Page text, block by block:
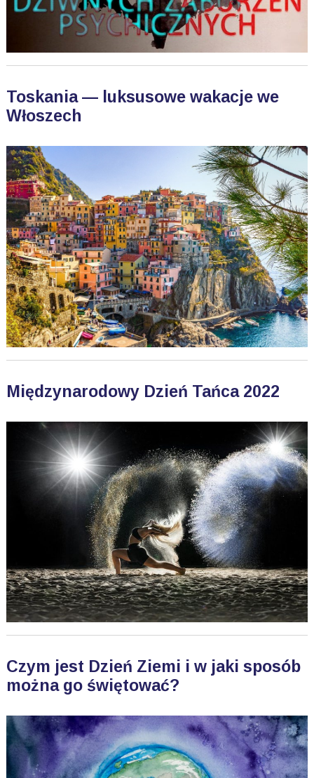
Toskania — luksusowe wakacje we
Włoszech
Międzynarodowy Dzień Tańca 2022
Czym jest Dzień Ziemi i w jaki sposób
można go świętować?